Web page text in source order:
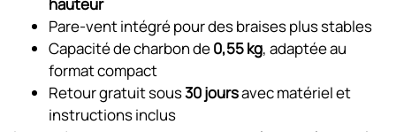
hauteur
Pare-vent intégré pour des braises plus stables
Capacité de charbon de0,55 kg, adaptée au
format compact
Retour gratuit sous30 joursavec matériel et
instructions inclus